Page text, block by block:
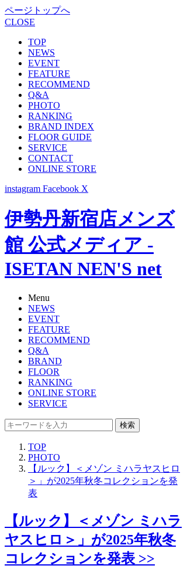
ページトップへ
CLOSE
TOP
NEWS
EVENT
FEATURE
RECOMMEND
Q&A
PHOTO
RANKING
BRAND INDEX
FLOOR GUIDE
SERVICE
CONTACT
ONLINE STORE
instagram Facebook X
伊勢丹新宿店メンズ
館 公式メディア -
ISETAN NEN'S net
Menu
NEWS
EVENT
FEATURE
RECOMMEND
Q&A
BRAND
FLOOR
RANKING
ONLINE STORE
SERVICE
検索
TOP
PHOTO
【ルック】＜メゾン ミハラヤスヒロ
＞」が2025年秋冬コレクションを発
表
【ルック】＜メゾン ミハラ
ヤスヒロ＞」が2025年秋冬
コレクションを発表 >>